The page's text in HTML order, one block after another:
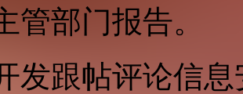
管部门报告。
发跟帖评论信